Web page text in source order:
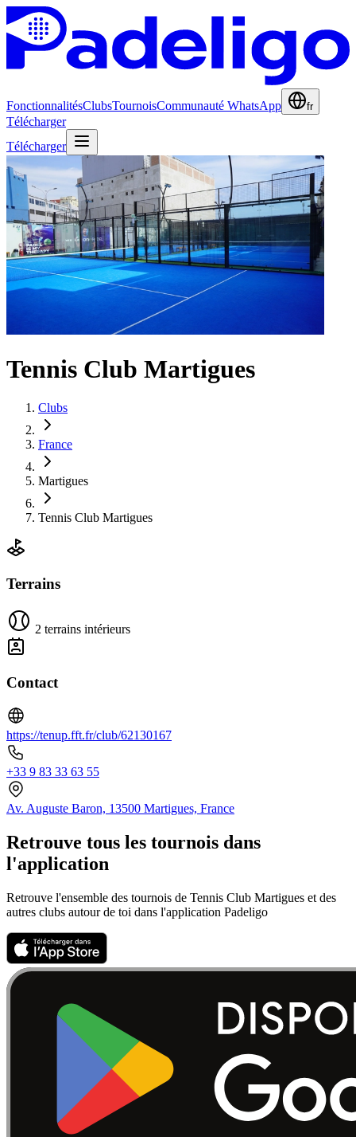
FonctionnalitésClubsTournoisCommunauté WhatsApp fr
Télécharger
Télécharger
Tennis Club Martigues
Clubs
France
Martigues
Tennis Club Martigues
Terrains
2 terrains intérieurs
Contact
https://tenup.fft.fr/club/62130167
+33 9 83 33 63 55
Av. Auguste Baron, 13500 Martigues, France
Retrouve tous les tournois dans
l'application
Retrouve l'ensemble des tournois de Tennis Club Martigues et des
autres clubs autour de toi dans l'application Padeligo